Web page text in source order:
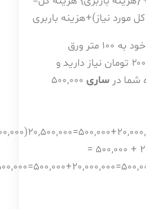
نیاز )
+هزینه باربری
فرض کنید برای سقف خود به ۱۰۰ متر ورق
با قیمت متری ۲۰۰,۰۰۰ تومان نیاز دارید و
درساری۵۰۰,۰۰۰
(200,000×100)+500,000=20,000,000+500,000=20,500,000(200,000
\ 100) + 500,000 = 20,000,000 + 500,000 =
=
20,000,000
+
500,000
=
20,500,000